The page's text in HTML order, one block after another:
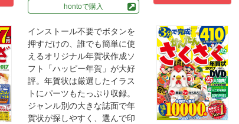
hontoで購入
インストール不要でボタンを
押すだけの、誰でも簡単に使
えるオリジナル年賀状作成ソ
フト「ハッピー年賀」が大好
評。年賀状は厳選したイラス
トにパーツもたっぷり収録。
ジャンル別の大きな誌面で年
賀状が探しやすく、選んで印